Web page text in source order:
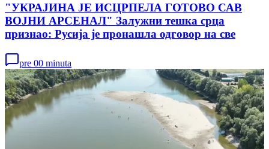
"УКРАЈИНА ЈЕ ИСЦРПЕЛА ГОТОВО САВ
ВОЈНИ АРСЕНАЛ" Залужни тешка срца
признао: Русија је пронашла одговор на све
pre 00 minuta